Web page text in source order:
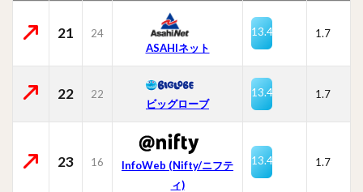
21
24
ASAHIネット
13.4 1.7
22 22
ビッグローブ
13.4 1.7
23 16
InfoWeb (Nifty/ニフテ
ィ)
13.4 1.7